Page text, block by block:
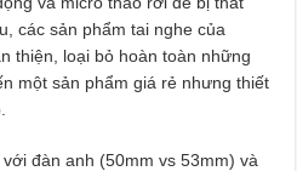
các sản phẩm tai nghe của
thiện, loại bỏ hoàn toàn những
một sản phẩm giá rẻ nhưng thiết
đàn anh (50mm vs 53mm) và